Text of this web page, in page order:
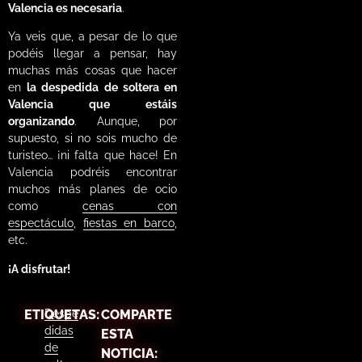
Valencia es necesaria.
Ya veis que, a pesar de lo que
podéis llegar a pensar, hay
muchas más cosas que hacer
enla despedida de soltera en
Valencia que estáis
organizando. Aunque, por
supuesto, si no sois mucho de
turisteo… ¡ni falta que hace! En
Valencia podréis encontrar
muchos más planes de ocio
como cenas con
espectáculo, fiestas en barco,
etc.
¡A disfrutar!
ETIQUETAS:
Despe
didas
de
COMPARTE
ESTA
NOTICIA: